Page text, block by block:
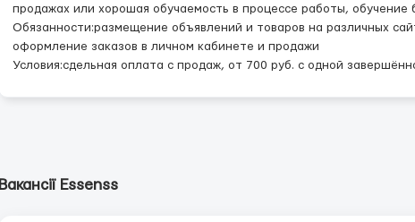
продажах или хорошая обучаемость в процессе работы, обучение
Обязанности:размещение объявлений и товаров на различных
оформление заказов в личном кабинете и продажи
Условия:сдельная оплата с продаж, от 700 руб. с одной
Вакансії Essenss